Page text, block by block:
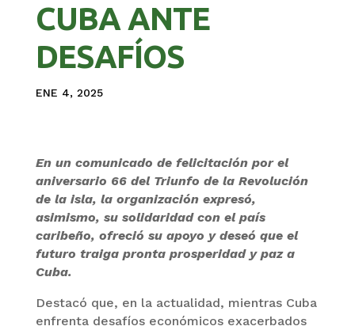
CUBA ANTE
DESAFÍOS
ENE 4, 2025
En un comunicado de felicitación por el
aniversario 66 del Triunfo de la Revolución
de la isla, la organización expresó,
asimismo, su solidaridad con el país
caribeño, ofreció su apoyo y deseó que el
futuro traiga pronta prosperidad y paz a
Cuba.
Destacó que, en la actualidad, mientras Cuba
enfrenta desafíos económicos exacerbados